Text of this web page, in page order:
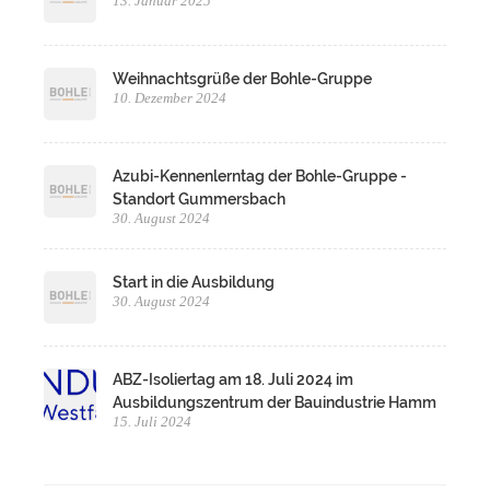
Weihnachtsgrüße der Bohle-Gruppe
10. Dezember 2024
Azubi-Kennenlerntag der Bohle-Gruppe -
Standort Gummersbach
30. August 2024
Start in die Ausbildung
30. August 2024
ABZ-Isoliertag am 18. Juli 2024 im
Ausbildungszentrum der Bauindustrie Hamm
15. Juli 2024